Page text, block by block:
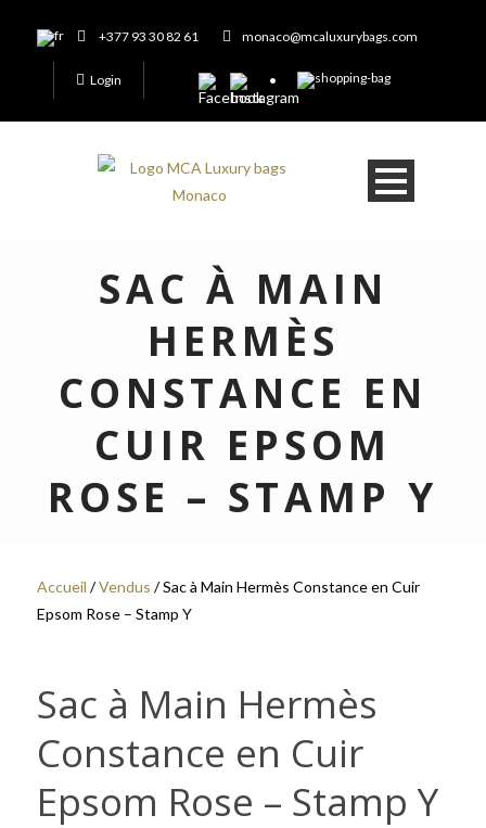
+377 93 30 82 61 monaco@mcaluxurybags.com
Login
SAC À MAIN
HERMÈS
CONSTANCE EN
CUIR EPSOM
ROSE – STAMP Y
Accueil /Vendus / Sac à Main Hermès Constance en Cuir
Epsom Rose – Stamp Y
Sac à Main Hermès
Constance en Cuir
Epsom Rose – Stamp Y